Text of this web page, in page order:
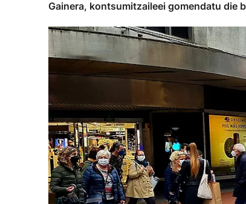
Gainera, kontsumitzaileei gomendatu die